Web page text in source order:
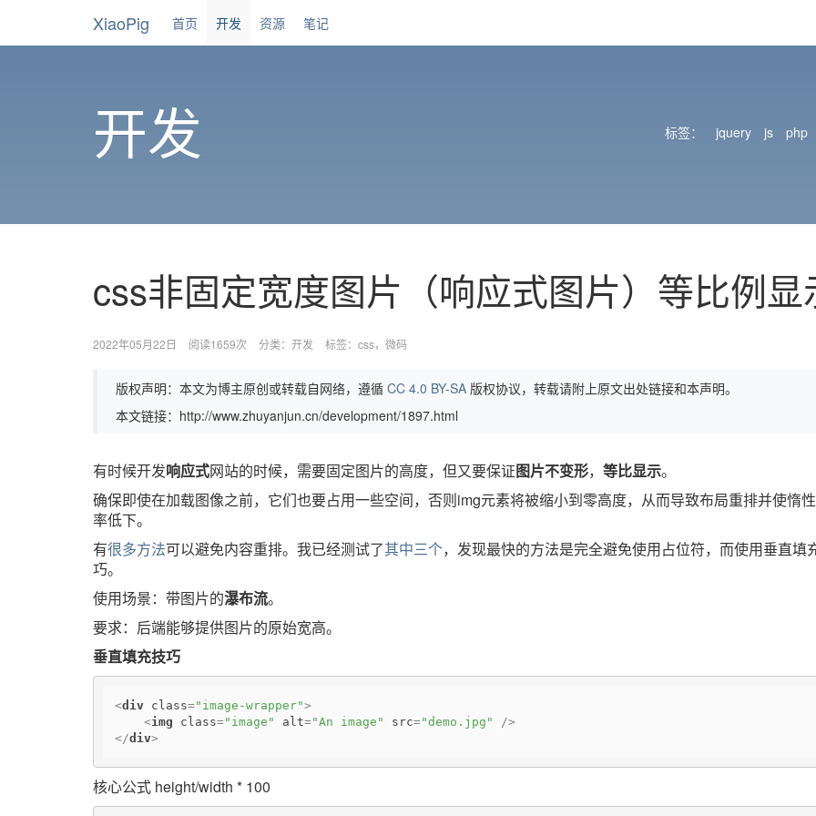
XiaoPig 首页 开发 资源 笔记
开发 标签： jquery js php
css非固定宽度图片（响应式图片）等比例显
2022年05月22日 阅读1659次 分类： 开发 标签： css 微码
版权声明：本文为博主原创或转载自网络，遵循 CC 4.0 BY-SA 版权协议，转载请附上原文出处链接和本声明。
本文链接：http://www.zhuyanjun.cn/development/1897.html
有时候开发响应式网站的时候，需要固定图片的高度，但又要保证图片不变形， 等比显示。
确保即使在加载图像之前，它们也要占用一些空间，否则img元素将被缩小到零高度，从而导致布局重排并使惰
率低下。
有很多方法可以避免内容重排。我已经测试了其中三个，发现最快的方法是完全避免使用占位符，而使用垂直填
巧。
使用场景：带图片的瀑布流。
要求：后端能够提供图片的原始宽高。
垂直填充技巧
<div class="image-wrapper">
<img class="image" alt="An image" src="demo.jpg" />
</div>
核心公式 height/width * 100